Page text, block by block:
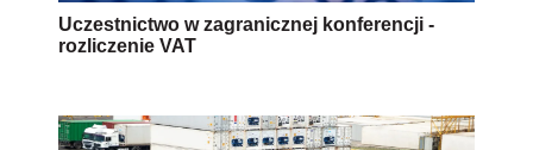
Uczestnictwo w zagranicznej konferencji -
rozliczenie VAT